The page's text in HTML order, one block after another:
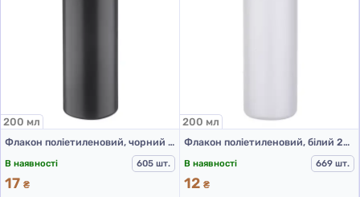
200 мл
Флакон поліетиленовий, чорний 200 мл, 508В (пластикові флакони 200 мл)
В наявності
605 шт.
17 ₴
200 мл
Флакон поліетиленовий, білий 200 мл, 508А (пластикові флакони 200 мл)
В наявності
669 шт.
12 ₴